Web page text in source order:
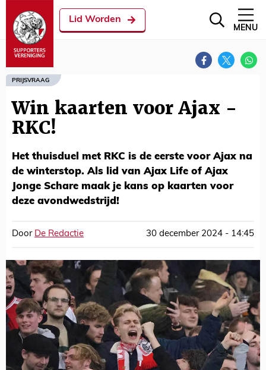
Lid Worden
MENU
PRIJSVRAAG
Win kaarten voor Ajax -
RKC!
Het thuisduel met RKC is de eerste voor Ajax na
de winterstop. Als lid van Ajax Life of Ajax
Jonge Schare maak je kans op kaarten voor
deze avondwedstrijd!
Door De Redactie 30 december 2024 - 14:45